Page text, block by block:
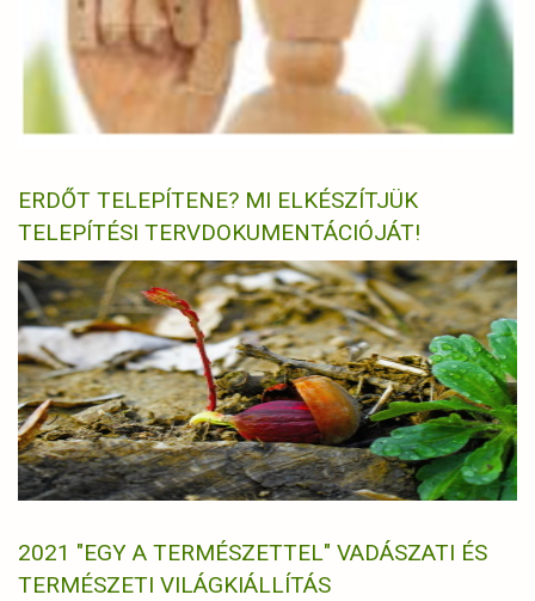
ERDŐT TELEPÍTENE? MI ELKÉSZÍTJÜK
TELEPÍTÉSI TERVDOKUMENTÁCIÓJÁT!
2021 "EGY A TERMÉSZETTEL" VADÁSZATI ÉS
TERMÉSZETI VILÁGKIÁLLÍTÁS